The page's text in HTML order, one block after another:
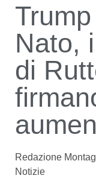
Nato,
di
Redazione
Notizie